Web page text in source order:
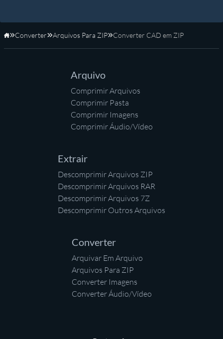
Início
Converter Arquivos Para ZIP Converter CAD em ZIP
Arquivo
Comprimir Arquivos
Comprimir Pasta
Comprimir Imagens
Comprimir Áudio/Vídeo
Extrair
Descomprimir Arquivos ZIP
Descomprimir Arquivos RAR
Descomprimir Arquivos 7Z
Descomprimir Outros Arquivos
Converter
Arquivar Em Arquivo
Arquivos Para ZIP
Converter Imagens
Converter Áudio/Vídeo